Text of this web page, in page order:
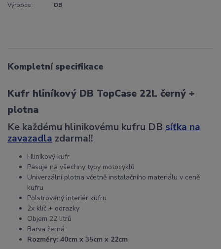
Výrobce: DB
Kompletní specifikace
Kufr hliníkový DB TopCase 22L černý +
plotna
Ke každému hlinikovému kufru DB síťka na
zavazadla zdarma!!
Hliníkový kufr
Pasuje na všechny typy motocyklů
Univerzální plotna včetně instalačního materiálu v ceně
kufru
Polstrovaný interiér kufru
2x klíč + odrazky
Objem 22 litrů
Barva černá
Rozměry: 40cm x 35cm x 22cm